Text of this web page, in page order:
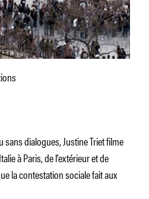
dialogues, Justine Triet filme
à Paris, de l’extérieur et de
la contestation sociale fait aux